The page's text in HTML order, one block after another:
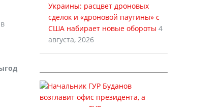
Украины: расцвет дроновых
сделок и «дроновой паутины» с
США набирает новые обороты 4
августа, 2026